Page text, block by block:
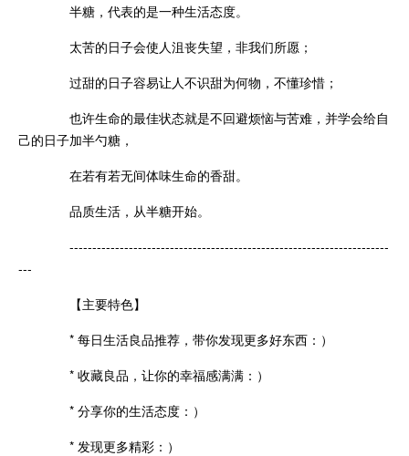
半糖，代表的是一种生活态度。
太苦的日子会使人沮丧失望，非我们所愿；
过甜的日子容易让人不识甜为何物，不懂珍惜；
也许生命的最佳状态就是不回避烦恼与苦难，并学会给自
己的日子加半勺糖，
在若有若无间体味生命的香甜。
品质生活，从半糖开始。
----------------------------------------------------------------------
---
【主要特色】
* 每日生活良品推荐，带你发现更多好东西：）
* 收藏良品，让你的幸福感满满：）
* 分享你的生活态度：）
* 发现更多精彩：）